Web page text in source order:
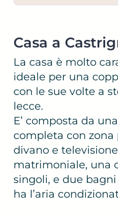
Casa a
La casa è molto
ideale per una
con le sue volte a
lecce.
E’ composta da
completa con zona
divano e
matrimoniale, una
singoli, e due
ha l’aria